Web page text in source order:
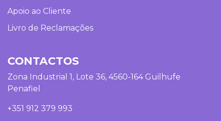
Apoio ao Cliente
Livro de Reclamações
CONTACTOS
Zona Industrial 1, Lote 36, 4560-164 Guilhufe
Penafiel
+351 912 379 993